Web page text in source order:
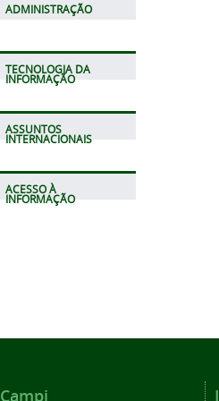
ADMINISTRAÇÃO
TECNOLOGIA DA
INFORMAÇÃO
ASSUNTOS
INTERNACIONAIS
ACESSO À
INFORMAÇÃO
Campi